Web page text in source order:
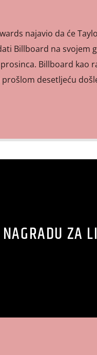
najavio da će
Billboard na svojem
Billboard kao
desetljeću
ZA